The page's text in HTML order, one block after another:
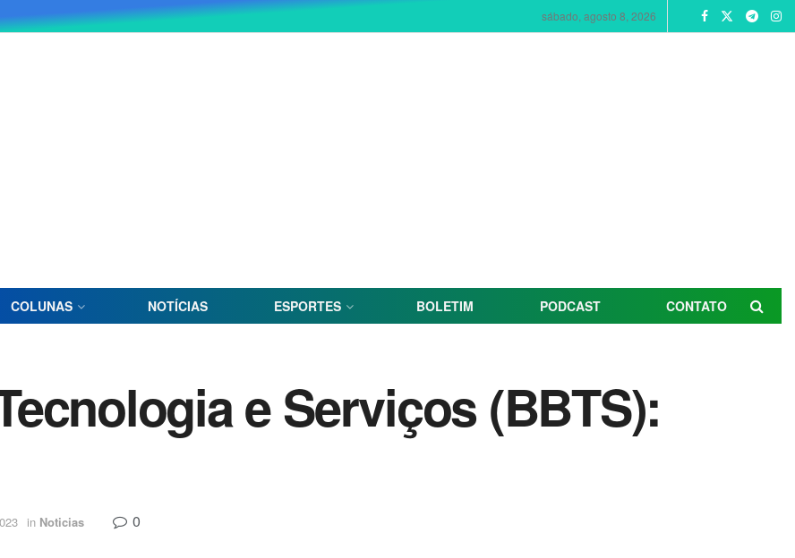
sábado, agosto 8, 2026
COLUNAS NOTÍCIAS ESPORTES BOLETIM PODCAST CONTATO
e Serviços (BBTS):
in Noticias 0